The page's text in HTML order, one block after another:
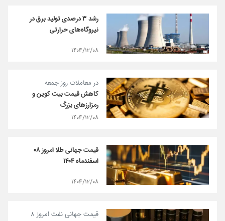
رشد ۳ درصدی تولید برق در
نیروگاه‌های حرارتی
۱۴۰۴/۱۲/۰۸
در معاملات روز جمعه
کاهش قیمت بیت کوین و
رمزارزهای بزرگ
۱۴۰۴/۱۲/۰۸
قیمت جهانی طلا امروز ۰۸
اسفندماه ۱۴۰۴
۱۴۰۴/۱۲/۰۸
قیمت جهانی نفت امروز ۸